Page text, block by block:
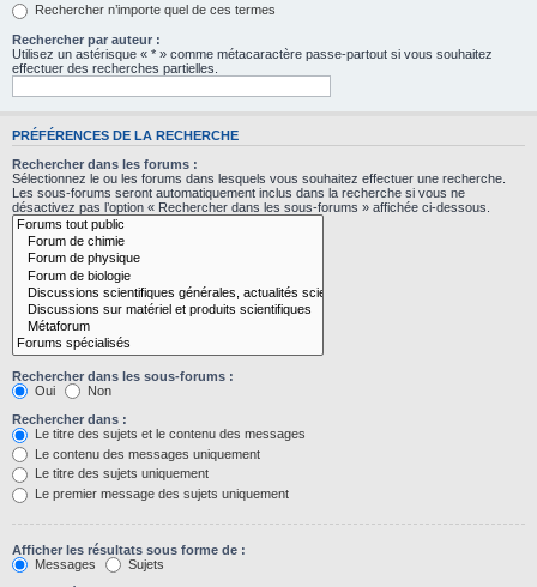
Rechercher n’importe quel de ces termes
Rechercher par auteur :
Utilisez un astérisque « * » comme métacaractère passe-partout si vous souhaitez
effectuer des recherches partielles.
PRÉFÉRENCES DE LA RECHERCHE
Rechercher dans les forums :
Sélectionnez le ou les forums dans lesquels vous souhaitez effectuer une recherche.
Les sous-forums seront automatiquement inclus dans la recherche si vous ne
désactivez pas l’option « Rechercher dans les sous-forums » affichée ci-dessous.
Rechercher dans les sous-forums :
Oui
Non
Rechercher dans :
Le titre des sujets et le contenu des messages
Le contenu des messages uniquement
Le titre des sujets uniquement
Le premier message des sujets uniquement
Afficher les résultats sous forme de :
Messages
Sujets